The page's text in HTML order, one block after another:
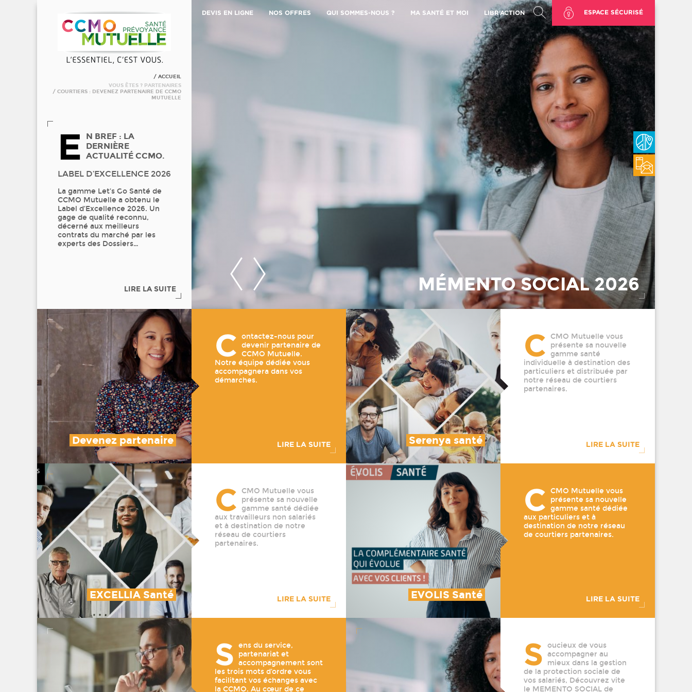
DEVIS EN LIGNE NOS OFFRES QUI SOMMES-NOUS ? MA SANTÉ ET MOI LIBR’ACTION ESPACE SÉCURISÉ
MÉMENTO SOCIAL 2026
ACCUEIL
VOUS ÊTES ? PARTENAIRES
COURTIERS : DEVENEZ PARTENAIRE DE CCMO
MUTUELLE
E
N BREF : LA
DERNIÈRE
ACTUALITÉ CCMO.
LABEL D’EXCELLENCE 2026
La gamme Let’s Go Santé de
CCMO Mutuelle a obtenu le
Label d’Excellence 2026. Un
gage de qualité reconnu,
décerné aux meilleurs
contrats du marché par les
experts des Dossiers…
LIRE LA SUITE
Devenez partenaire
C ontactez-nous pour
devenir partenaire de
CCMO Mutuelle.
Notre équipe dédiée vous
accompagnera dans vos
démarches.
LIRE LA SUITE Serenya santé
C
CMO Mutuelle vous
présente sa nouvelle
gamme santé
individuelle à destination des
particuliers et distribuée par
notre réseau de courtiers
partenaires.
LIRE LA SUITE
EXCELLIA Santé
C
CMO Mutuelle vous
présente sa nouvelle
gamme santé dédiée
aux travailleurs non salariés
et à destination de notre
réseau de courtiers
partenaires.
LIRE LA SUITE EVOLIS Santé
C CMO Mutuelle vous
présente sa nouvelle
gamme santé dédiée
aux particuliers et à
destination de notre réseau
de courtiers partenaires.
LIRE LA SUITE
S ens du service,
partenariat et
accompagnement sont
les trois mots d’ordre vous
facilitant vos échanges avec
la CCMO. Au cœur de ce
S oucieux de vous
accompagner au
mieux dans la gestion
de la protection sociale de
vos salariés, Découvrez vite
le MEMENTO SOCIAL de